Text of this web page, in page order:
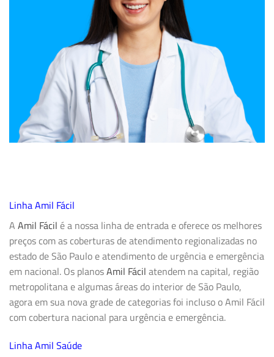
Linha Amil Fácil
A Amil Fácil é a nossa linha de entrada e oferece os melhores
preços com as coberturas de atendimento regionalizadas no
estado de São Paulo e atendimento de urgência e emergência
em nacional. Os planosAmil Fácil atendem na capital, região
metropolitana e algumas áreas do interior de São Paulo,
agora em sua nova grade de categorias foi incluso o Amil Fácil
com cobertura nacional para urgência e emergência.
Linha Amil Saúde